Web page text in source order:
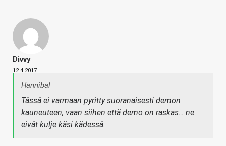
Divvy
12.4.2017
Hannibal
Tässä ei varmaan pyritty suoranaisesti demon
kauneuteen, vaan siihen että demo on raskas… ne
eivät kulje käsi kädessä.